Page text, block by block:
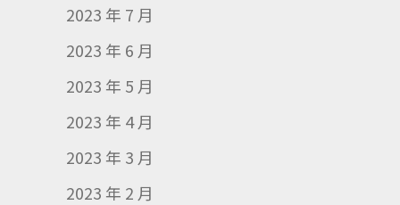
2023 年 7 月
2023 年 6 月
2023 年 5 月
2023 年 4 月
2023 年 3 月
2023 年 2 月